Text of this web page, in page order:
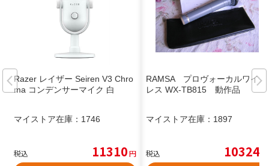
Razer レイザー Seiren V3 Chro
ma コンデンサーマイク 白
マイストア在庫： 1746
税込 11310円
RAMSA プロヴォーカルワイヤ
レス WX-TB815 動作品
マイストア在庫： 1897
税込 10324